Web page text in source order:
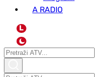
A RADIO
L